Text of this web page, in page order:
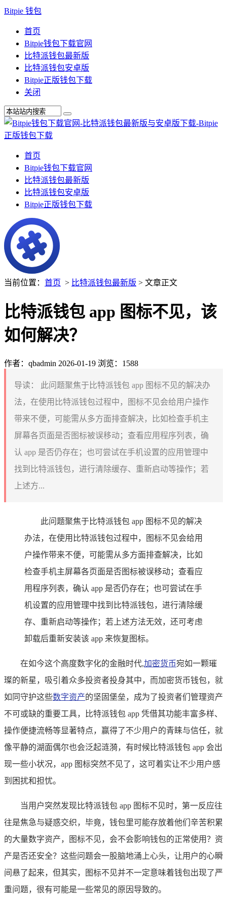
Bitpie 钱包
首页
Bitpie钱包下载官网
比特派钱包最新版
比特派钱包安卓版
Bitpie正版钱包下载
关闭
首页
Bitpie钱包下载官网
比特派钱包最新版
比特派钱包安卓版
Bitpie正版钱包下载
当前位置： 首页 > 比特派钱包最新版 > 文章正文
比特派钱包 app 图标不见，该
如何解决？
作者：qbadmin 2026-01-19 浏览：1588
导读：
此问题聚焦于比特派钱包 app 图标不见的解决办
法，在使用比特派钱包过程中，图标不见会给用户操作
带来不便，可能需从多方面排查解决，比如检查手机主
屏幕各页面是否图标被误移动；查看应用程序列表，确
认 app 是否仍存在；也可尝试在手机设置的应用管理中
找到比特派钱包，进行清除缓存、重新启动等操作；若
上述方...
此问题聚焦于比特派钱包 app 图标不见的解决
办法，在使用比特派钱包过程中，图标不见会给用
户操作带来不便，可能需从多方面排查解决，比如
检查手机主屏幕各页面是否图标被误移动；查看应
用程序列表，确认 app 是否仍存在；也可尝试在手
机设置的应用管理中找到比特派钱包，进行清除缓
存、重新启动等操作；若上述方法无效，还可考虑
卸载后重新安装该 app 来恢复图标。
在如今这个高度数字化的金融时代,加密货币宛如一颗璀
璨的新星，吸引着众多投资者投身其中，而加密货币钱包，就
如同守护这些数字资产的坚固堡垒，成为了投资者们管理资产
不可或缺的重要工具，比特派钱包 app 凭借其功能丰富多样、
操作便捷流畅等显著特点，赢得了不少用户的青睐与信任，就
像平静的湖面偶尔也会泛起涟漪，有时候比特派钱包 app 会出
现一些小状况，app 图标突然不见了，这可着实让不少用户感
到困扰和担忧。
当用户突然发现比特派钱包 app 图标不见时，第一反应往
往是焦急与疑惑交织，毕竟，钱包里可能存放着他们辛苦积累
的大量数字资产，图标不见，会不会影响钱包的正常使用？资
产是否还安全？这些问题会一股脑地涌上心头，让用户的心瞬
间悬了起来，但其实，图标不见并不一定意味着钱包出现了严
重问题，很有可能是一些常见的原因导致的。